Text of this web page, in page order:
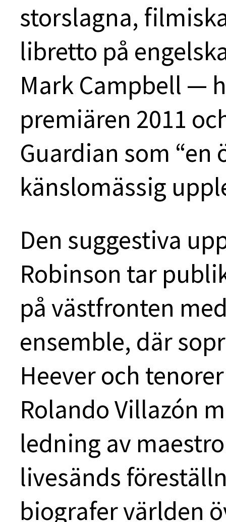
storslagna,
libretto på
Mark Campbell —
premiären 2011
Guardian som
känslomässig
Den suggestiva
Robinson tar
på västfronten
ensemble, där
Heever och
Rolando Villazón
ledning av
livesänds
biografer världen